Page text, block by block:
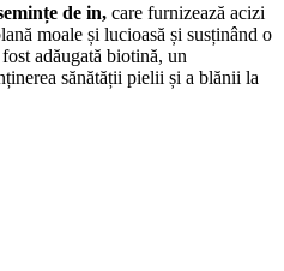
de in, care furnizează acizi
moale și lucioasă și susținând o
adăugată biotină, un
sănătății pielii și a blănii la